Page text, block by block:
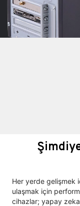
Her yerde gelişmek
ulaşmak için
cihazlar; yapay